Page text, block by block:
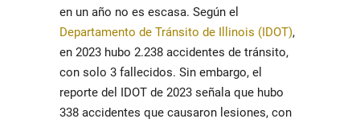
en un año no es escasa. Según el
Departamento de Tránsito de Illinois (IDOT),
en 2023 hubo 2.238 accidentes de tránsito,
con solo 3 fallecidos. Sin embargo, el
reporte del IDOT de 2023 señala que hubo
338 accidentes que causaron lesiones, con